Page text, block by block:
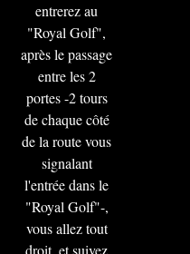
entrerez au
"Royal Golf",
après le passage
entre les 2
portes -2 tours
de chaque côté
de la route vous
signalant
l'entrée dans le
"Royal Golf"-,
vous allez tout